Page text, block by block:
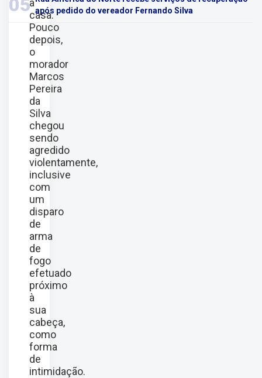
casa.
Pouco
depois,
o
morador
Marcos
Pereira
da
Silva
chegou
sendo
agredido
violentamente,
inclusive
com
um
disparo
de
arma
de
fogo
efetuado
próximo
à
sua
cabeça,
como
forma
de
intimidação.
05 após pedido do vereador Fernando Silva